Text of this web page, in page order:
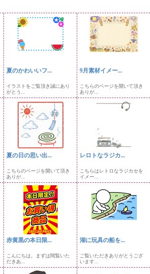
夏のかわいいフ...
イラストをご覧頂き誠にあり
がとう...
9月素材イメー...
こちらのページを開いて頂き
ありが...
夏の日の思い出...
こちらのページを開いて頂き
ありが...
レロトなラジカ...
こちらはレトロなラジカセを
イメー...
赤黄黒の本日限...
こんにちは。まずは閲覧いた
だきあ...
湖に玩具の船を...
ご覧いただきありがとうござ
います...